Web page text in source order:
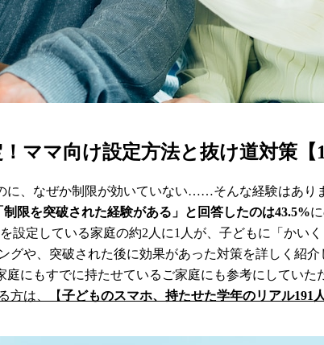
マ向け設定方法と抜け道対策【
に、なぜか制限が効いていない……そんな経験はあり
制限を突破された経験がある」と回答したのは43.5%
設定している家庭の約2人に1人が、子どもに「かい
や、突破された後に効果があった対策を詳しく紹
にもすでに持たせているご家庭にも参考にしていた
方は、【子どものスマホ、持たせた学年のリアル191